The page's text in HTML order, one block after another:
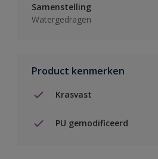
Samenstelling
Watergedragen
Product kenmerken
Krasvast
PU gemodificeerd